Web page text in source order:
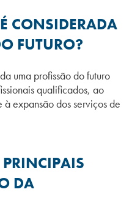
CONSIDERADA
FUTURO?
uma profissão do futuro
qualificados, ao
expansão dos serviços de
DA